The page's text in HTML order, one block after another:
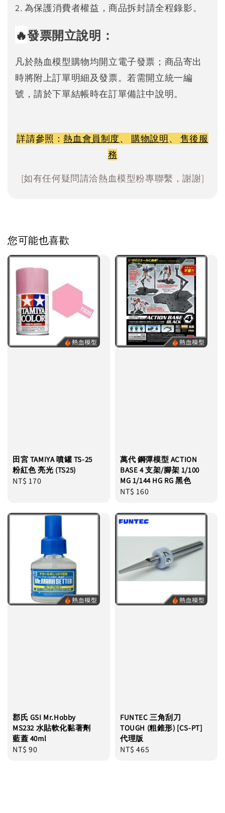
2. 為保護消費者權益，商品拆封請全程錄影。
🔥發票開立說明：
凡於熱血模型購物均開立電子發票；商品寄出
時將附上訂單明細及發票。若需開立統一編
號，請於下單結帳時在訂單備註中說明。
詳請參照：熱血會員制度、 購物說明、 售後服
務
[如有任何疑問請洽熱血模型粉專聯繫，謝謝]
您可能也喜歡
田宮 TAMIYA 噴罐 TS-25
粉紅色 亮光 (TS25)
Regular
NT$ 170
萬代 鋼彈模型 ACTION
BASE 4 支架/腳架 1/100
MG 1/144 HG RG 黑色
Regular
NT$ 160
郡氏 GSI Mr.Hobby
MS232 水貼軟化黏著劑
藍蓋 40ml
Regular
NT$ 90
FUNTEC 三角刮刀
TOUGH (粗錐形) [CS-PT]
代理版
Regular
NT$ 465